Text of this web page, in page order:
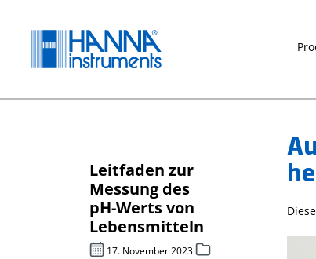
Leitfaden zur
Messung des
pH-Werts von
Lebensmitteln
17. November 2023
rf CSB –